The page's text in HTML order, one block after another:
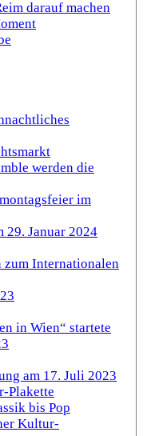
darauf machen
werden die
im
29. Januar 2024
zum Internationalen
in Wien“ startete
am 17. Juli 2023
Plakette
bis Pop
Kultur-